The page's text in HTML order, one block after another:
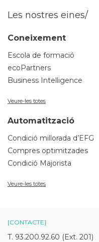
Les nostres eines/
Coneixement
Escola de formació
ecoPartners
Business Intelligence
Veure-les totes
Automatització
Condició millorada d’EFG
Compres optimitzades
Condició Majorista
Veure-les totes
[CONTACTE]
T. 93.200.92.60 (Ext. 201)